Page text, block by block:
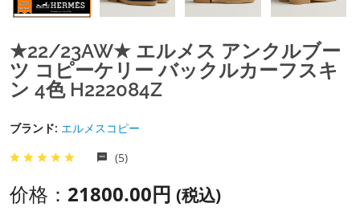
★22/23AW★ エルメス アンクルブー
ツ コピーケリー バックルカーフスキ
ン 4色 H222084Z
ブランド: エルメスコピー
(5)
价格： 21800.00円 (税込)